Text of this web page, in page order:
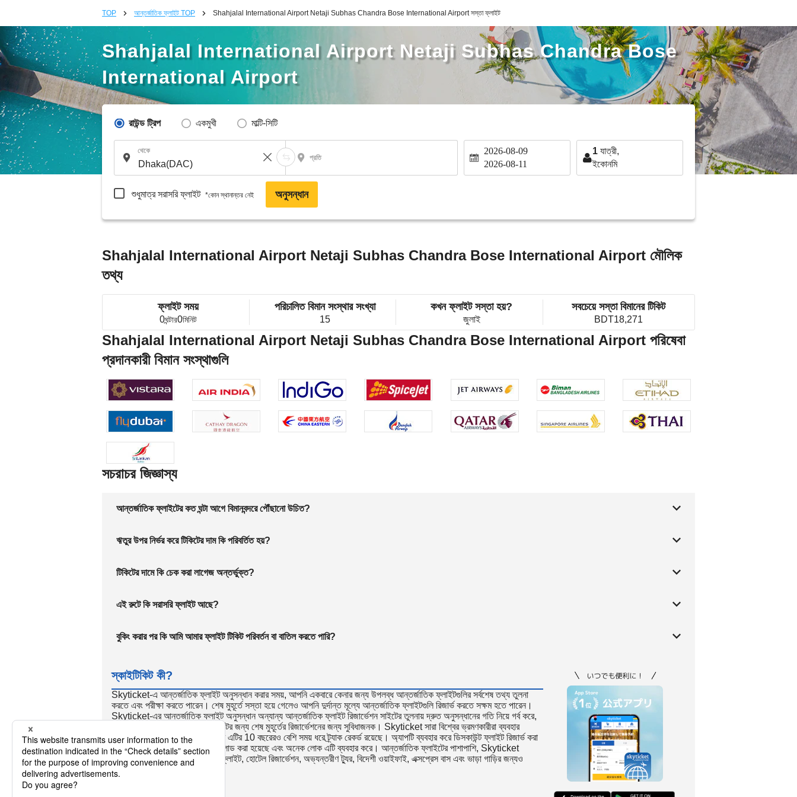
TOP আন্তর্জাতিক ফ্লাইট TOP Shahjalal International Airport Netaji Subhas Chandra Bose International Airport সস্তা ফ্লাইট
Shahjalal International Airport Netaji Subhas Chandra Bose
International Airport
রাউন্ড ট্রিপ একমুখী মাল্টি-সিটি
থেকে
প্রতি
2026-08-09
2026-08-11
1 যাত্রী,
ইকোনমি
শুধুমাত্র সরাসরি ফ্লাইট *কোন স্থানান্তর নেই অনুসন্ধান
Shahjalal International Airport Netaji Subhas Chandra Bose International Airport মৌলিক
তথ্য
ফ্লাইট সময়
0ঘন্টার0মিনিট
পরিচালিত বিমান সংস্থার সংখ্যা
15
কখন ফ্লাইট সস্তা হয়?
জুলাই
সবচেয়ে সস্তা বিমানের টিকিট
BDT18,271
Shahjalal International Airport Netaji Subhas Chandra Bose International Airport পরিষেবা
প্রদানকারী বিমান সংস্থাগুলি
সচরাচর জিজ্ঞাস্য
আন্তর্জাতিক ফ্লাইটের কত ঘন্টা আগে বিমানবন্দরে পৌঁছানো উচিত?
ঋতুর উপর নির্ভর করে টিকিটের দাম কি পরিবর্তিত হয়?
টিকিটের দামে কি চেক করা লাগেজ অন্তর্ভুক্ত?
এই রুটে কি সরাসরি ফ্লাইট আছে?
বুকিং করার পর কি আমি আমার ফ্লাইট টিকিট পরিবর্তন বা বাতিল করতে পারি?
স্কাইটিকিট কী?
Skyticket-এ আন্তর্জাতিক ফ্লাইট অনুসন্ধান করার সময়, আপনি একবারে কেনার জন্য উপলব্ধ আন্তর্জাতিক ফ্লাইটগুলির সর্বশেষ তথ্য তুলনা
করতে এবং পরীক্ষা করতে পারেন। শেষ মুহূর্তে সস্তা হয়ে গেলেও আপনি দুর্দান্ত মূল্যে আন্তর্জাতিক ফ্লাইটগুলি রিজার্ভ করতে সক্ষম হতে পারেন।
Skyticket-এর আন্তর্জাতিক ফ্লাইট অনুসন্ধান অন্যান্য আন্তর্জাতিক ফ্লাইট রিজার্ভেশন সাইটের তুলনায় দ্রুত অনুসন্ধানের গতি নিয়ে গর্ব করে,
তাই Skyticket আন্তর্জাতিক ফ্লাইটের জন্য শেষ মুহূর্তের রিজার্ভেশনের জন্য সুবিধাজনক। Skyticket সারা বিশ্বের ভ্রমণকারীরা ব্যবহার
করেন। ডিসকাউন্ট ফ্লাইট সাইট হিসাবে এটির 10 বছরেরও বেশি সময় ধরে ট্র্যাক রেকর্ড রয়েছে। অ্যাপটি ব্যবহার করে ডিসকাউন্ট ফ্লাইট রিজার্ভ করা
সুবিধাজনক, যা 23 মিলিয়ন বার ডাউনলোড করা হয়েছে এবং অনেক লোক এটি ব্যবহার করে। আন্তর্জাতিক ফ্লাইটের পাশাপাশি, Skyticket
অভ্যন্তরীণ একমুখী এবং রাউন্ড-ট্রিপ ফ্লাইট, হোটেল রিজার্ভেশন, অভ্যন্তরীণ ট্যুর, বিদেশী ওয়াইফাই, এক্সপ্রেস বাস এবং ভাড়া গাড়ির জন্যও
রিজার্ভেশন গ্রহণ করে।